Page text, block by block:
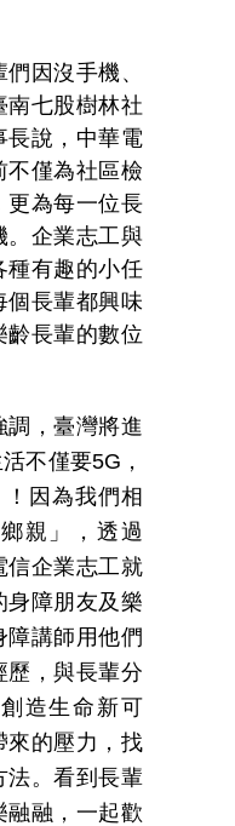
因沒手機、
南七股樹林社
長說，中華電
不僅為社區檢
更為每一位長
。企業志工與
種有趣的小任
個長輩都興味
齡長輩的數位
，臺灣將進
不僅要5G ，
因為我們相
親」，透過
信企業志工就
身障朋友及樂
講師用他們
歷，與長輩分
造生命新可
來的壓力，找
法。看到長輩
融融，一起歡